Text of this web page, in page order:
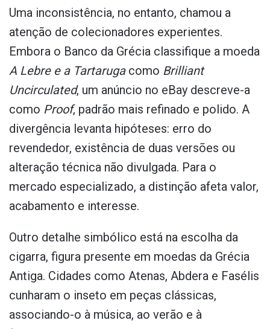
Uma inconsistência, no entanto, chamou a
atenção de colecionadores experientes.
Embora o Banco da Grécia classifique a moeda
A Lebre e a Tartarugacomo Brilliant
Uncirculated, um anúncio no eBay descreve-a
como Proof, padrão mais refinado e polido. A
divergência levanta hipóteses: erro do
revendedor, existência de duas versões ou
alteração técnica não divulgada. Para o
mercado especializado, a distinção afeta valor,
acabamento e interesse.
Outro detalhe simbólico está na escolha da
cigarra, figura presente em moedas da Grécia
Antiga. Cidades como Atenas, Abdera e Fasélis
cunharam o inseto em peças clássicas,
associando-o à música, ao verão e à